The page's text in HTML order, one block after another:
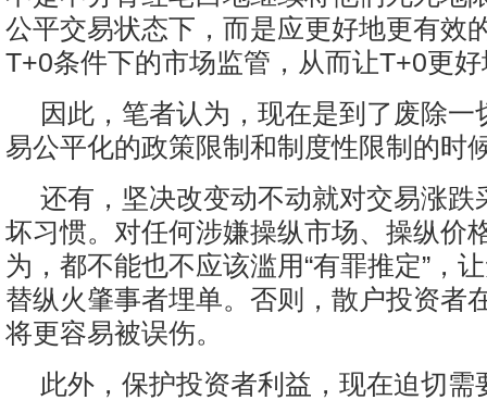
公平交易状态下，而是应更好地更有效
T+0条件下的市场监管，从而让T+0更
因此，笔者认为，现在是到了废除一
易公平化的政策限制和制度性限制的时
还有，坚决改变动不动就对交易涨跌
坏习惯。对任何涉嫌操纵市场、操纵价
为，都不能也不应该滥用“有罪推定”，
替纵火肇事者埋单。否则，散户投资者
将更容易被误伤。
此外，保护投资者利益，现在迫切需